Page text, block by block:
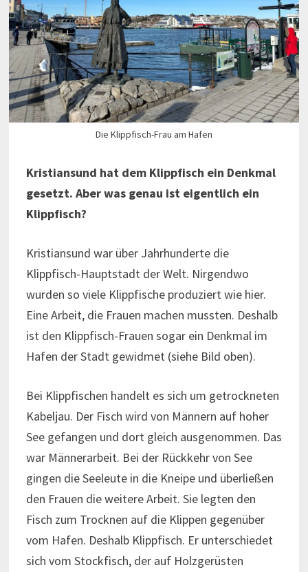
Die Klippfisch-Frau am Hafen
Kristiansund hat dem Klippfisch ein Denkmal
gesetzt. Aber was genau ist eigentlich ein
Klippfisch?
Kristiansund war über Jahrhunderte die
Klippfisch-Hauptstadt der Welt. Nirgendwo
wurden so viele Klippfische produziert wie hier.
Eine Arbeit, die Frauen machen mussten. Deshalb
ist den Klippfisch-Frauen sogar ein Denkmal im
Hafen der Stadt gewidmet (siehe Bild oben).
Bei Klippfischen handelt es sich um getrockneten
Kabeljau. Der Fisch wird von Männern auf hoher
See gefangen und dort gleich ausgenommen. Das
war Männerarbeit. Bei der Rückkehr von See
gingen die Seeleute in die Kneipe und überließen
den Frauen die weitere Arbeit. Sie legten den
Fisch zum Trocknen auf die Klippen gegenüber
vom Hafen. Deshalb Klippfisch. Er unterschiedet
sich vom Stockfisch, der auf Holzgerüsten